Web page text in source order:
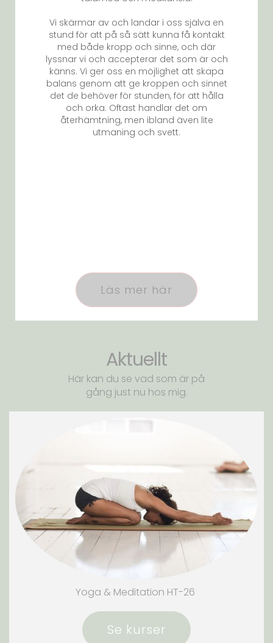
Vi skärmar av och landar i oss själva en
stund för att på så sätt kunna få kontakt
med både kropp och sinne, och där
lyssnar vi och accepterar det som är och
känns. Vi ger oss en möjlighet att skapa
balans genom att ge kroppen och sinnet
det de behöver för stunden, för att hålla
och orka. Oftast handlar det om
återhämtning, men ibland även lite
utmaning och svett.
Läs mer här
Aktuellt
Här kan du se vad som är på
gång just nu hos mig.
Yoga & Meditation HT-26
Se kurser